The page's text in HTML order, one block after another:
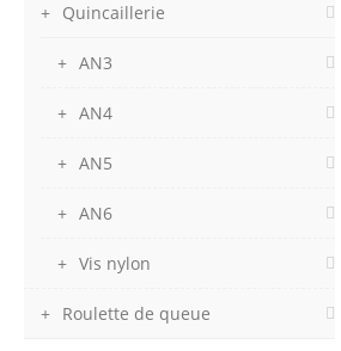
Quincaillerie
AN3
AN4
AN5
AN6
Vis nylon
Roulette de queue